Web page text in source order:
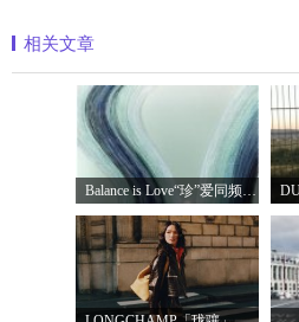
相关文章
Balance is Love“珍”爱同频 耀启七夕 TASA